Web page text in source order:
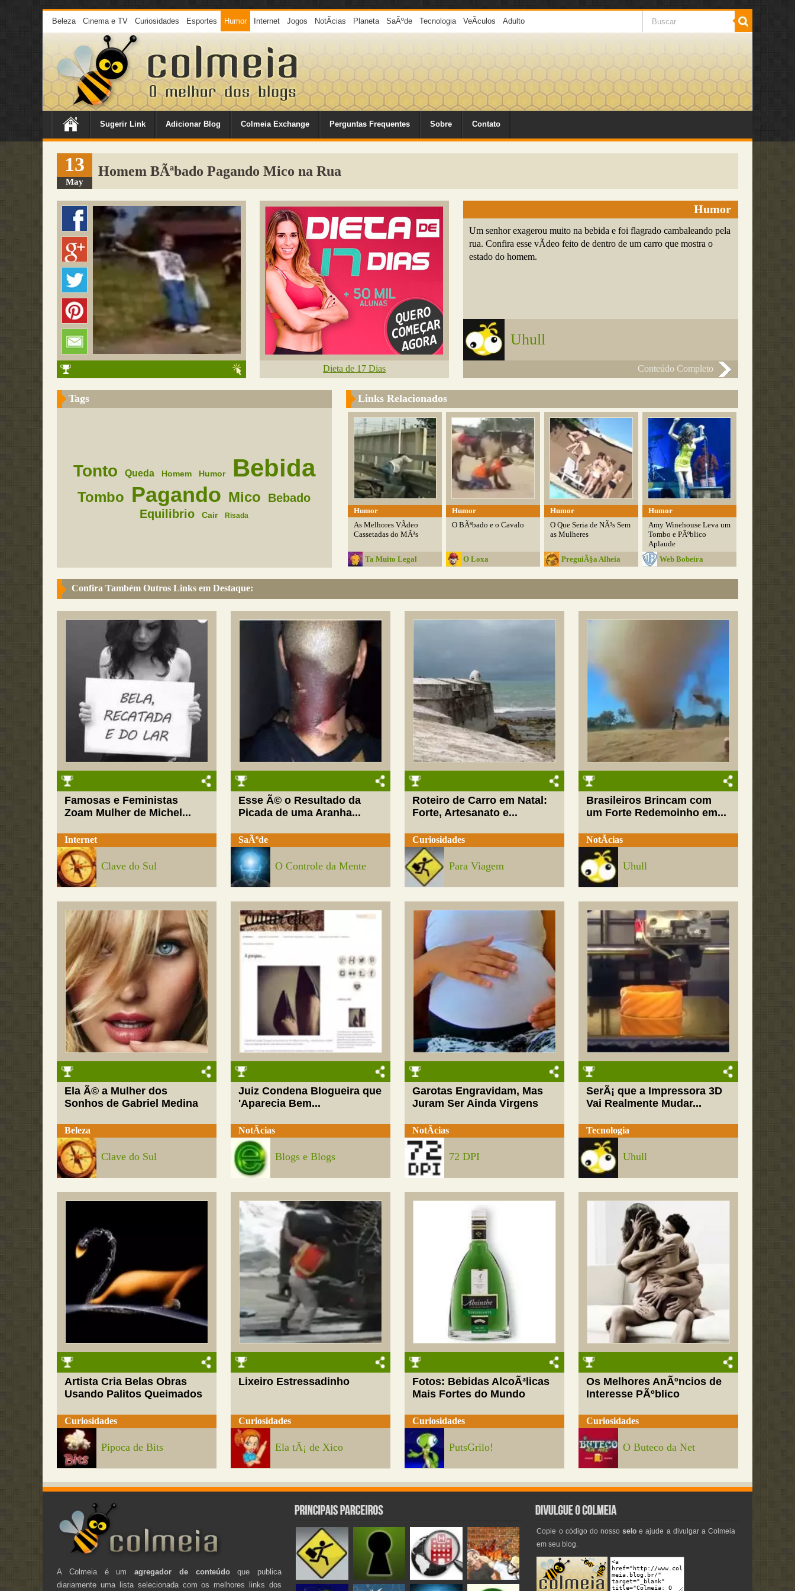
Beleza Cinema e TV Curiosidades Esportes Humor Internet Jogos NotÃ­cias Planeta SaÃºde Tecnologia VeÃ­culos Adulto
Sugerir Link Adicionar Blog Colmeia Exchange Perguntas Frequentes Sobre Contato
13
May
Homem BÃªbado Pagando Mico na Rua
Dieta de 17 Dias
Humor
Um senhor exagerou muito na bebida e foi flagrado cambaleando pela
rua. Confira esse vÃ­deo feito de dentro de um carro que mostra o
estado do homem.
Uhull
Conteúdo Completo
Tags
Tonto Queda Homem Humor Bebida
Tombo Pagando Mico
Bebado
Equilibrio
Cair Risada
Links Relacionados
Humor
As Melhores VÃ­deo
Cassetadas do MÃªs
Ta Muito Legal
Humor
O BÃªbado e o Cavalo
O Loxa
Humor
O Que Seria de NÃ³s Sem
as Mulheres
PreguiÃ§a Alheia
Humor
Amy Winehouse Leva um
Tombo e PÃºblico
Aplaude
Web Bobeira
Confira Também Outros Links em Destaque:
Famosas e Feministas
Zoam Mulher de Michel...
Internet
Clave do Sul
Esse Ã© o Resultado da
Picada de uma Aranha...
SaÃºde
O Controle da Mente
Roteiro de Carro em Natal:
Forte, Artesanato e...
Curiosidades
Para Viagem
Brasileiros Brincam com
um Forte Redemoinho em...
NotÃ­cias
Uhull
Ela Ã© a Mulher dos
Sonhos de Gabriel Medina
Beleza
Clave do Sul
Juiz Condena Blogueira que
'Aparecia Bem...
NotÃ­cias
Blogs e Blogs
Garotas Engravidam, Mas
Juram Ser Ainda Virgens
NotÃ­cias
72 DPI
SerÃ¡ que a Impressora 3D
Vai Realmente Mudar...
Tecnologia
Uhull
Artista Cria Belas Obras
Usando Palitos Queimados
Curiosidades
Pipoca de Bits
Lixeiro Estressadinho
Curiosidades
Ela tÃ¡ de Xico
Fotos: Bebidas AlcoÃ³licas
Mais Fortes do Mundo
Curiosidades
PutsGrilo!
Os Melhores AnÃºncios de
Interesse PÃºblico
Curiosidades
O Buteco da Net
A Colmeia é umagregador de conteúdoque publica
diariamente uma lista selecionada com os melhores links dos
Copie o código do nossoselo e ajude a divulgar a Colmeia
em seu blog.